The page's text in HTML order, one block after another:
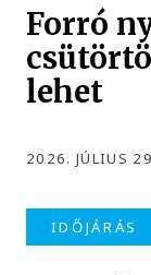
Forró
lehet
2026. JÚLIUS
IDŐJÁRÁS